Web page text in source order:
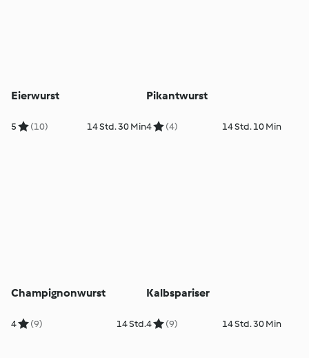
Eierwurst
5 (10) 14 Std. 30 Min
Pikantwurst
4 (4) 14 Std. 10 Min
Champignonwurst
4 (9) 14 Std.
Kalbspariser
4 (9) 14 Std. 30 Min